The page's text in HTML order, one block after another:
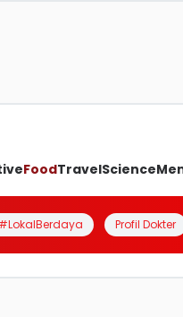
FoodTravelScience
#LokalBerdaya Profil Dokter